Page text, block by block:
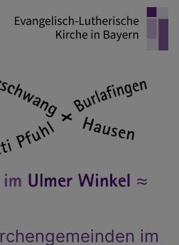
im